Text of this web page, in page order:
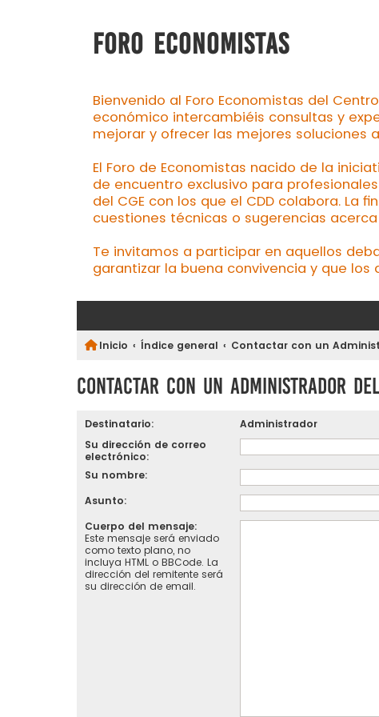
FORO ECONOMISTAS
Bienvenido al Foro Economistas del
económico intercambiéis consultas y
mejorar y ofrecer las mejores soluciones
El Foro de Economistas nacido de la
de encuentro exclusivo para
del CGE con los que el CDD colabora.
cuestiones técnicas o sugerencias
Te invitamos a participar en aquellos
garantizar la buena convivencia y que
Inicio Índice general Contactar con un
Contactar con un Administrador
Destinatario:
Administrador
Su dirección de correo
electrónico:
Su nombre:
Asunto:
Cuerpo del mensaje:
Este mensaje será enviado
como texto plano, no
incluya HTML o BBCode. La
dirección del remitente será
su dirección de email.